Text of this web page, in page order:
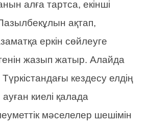
алға тартса, екінші
ақтап,
еркін сөйлеуге
жазып жатыр. Алайда
кездесу елдің
киелі қалада
мәселелер шешімін